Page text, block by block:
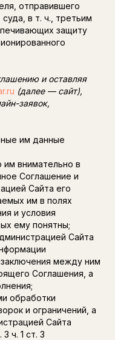
отправившего
в т. ч., третьим
защиту
и оставляя
(далее — cайт),
заявок,
им данные
внимательно в
Соглашение и
Сайта его
им в полях
и условия
ему понятны;
Сайта
между ним
Соглашения, а
обработки
и ограничений, а
Сайта
ч. 1 ст. 3